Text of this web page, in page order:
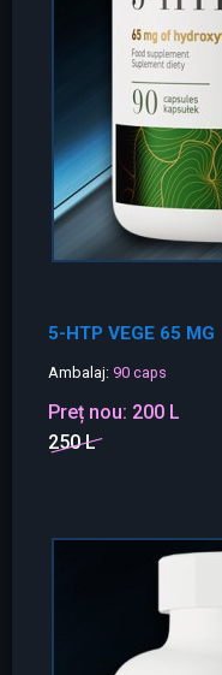
5-HTP VEGE 65 MG
Ambalaj: 90 caps
Preț nou: 200 L
250 L